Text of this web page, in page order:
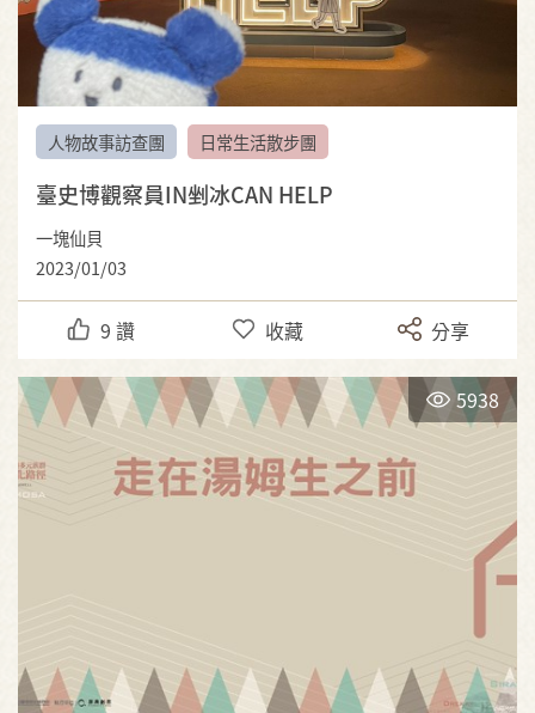
人物故事訪查團 日常生活散步團
臺史博觀察員IN剉冰CAN HELP
一塊仙貝
2023/01/03
9 讚 收藏 分享
5938